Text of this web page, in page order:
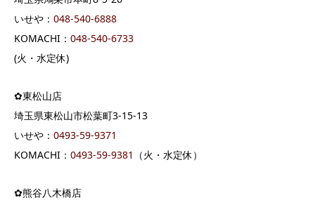
いせや： 048-540-6888
KOMACHI： 048-540-6733
(火・水定休)
✿東松山店
埼玉県東松山市松葉町3-15-13
いせや： 0493-59-9371
KOMACHI： 0493-59-9381 （火・水定休）
✿熊谷八木橋店